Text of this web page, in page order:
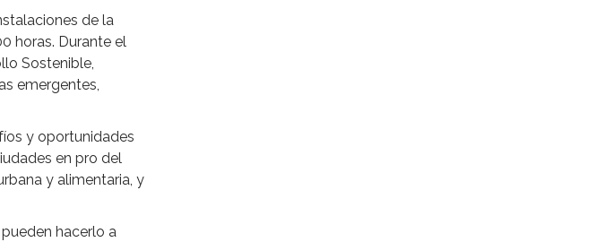
de la
horas. Durante el
Sostenible,
emergentes,
y oportunidades
en pro del
y alimentaria, y
hacerlo a